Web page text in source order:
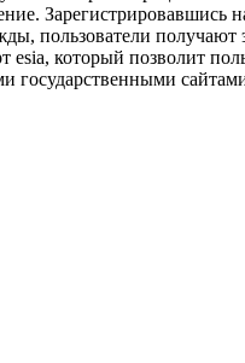
Зарегистрировавшись
пользователи получают
esia, который позволит
государственными